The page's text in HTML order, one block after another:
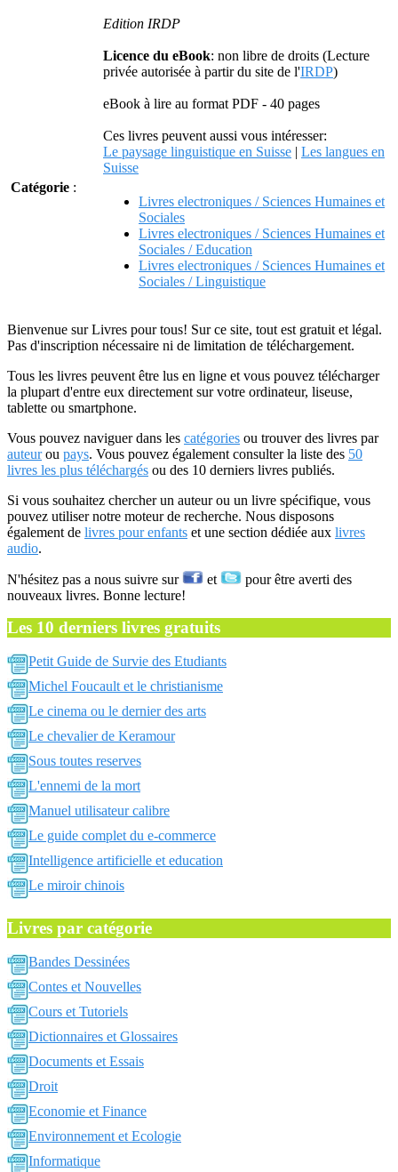
Edition IRDP
Licence du eBook: non libre de droits (Lecture
privée autorisée à partir du site de l'IRDP)
eBook à lire au format PDF - 40 pages
Ces livres peuvent aussi vous intéresser:
Le paysage linguistique en Suisse | Les langues en
Suisse
Catégorie :
Livres electroniques / Sciences Humaines et
Sociales
Livres electroniques / Sciences Humaines et
Sociales / Education
Livres electroniques / Sciences Humaines et
Sociales / Linguistique
Bienvenue sur Livres pour tous! Sur ce site, tout est gratuit et légal.
Pas d'inscription nécessaire ni de limitation de téléchargement.
Tous les livres peuvent être lus en ligne et vous pouvez télécharger
la plupart d'entre eux directement sur votre ordinateur, liseuse,
tablette ou smartphone.
Vous pouvez naviguer dans les catégories ou trouver des livres par
auteurou pays. Vous pouvez également consulter la liste des 50
livres les plus téléchargés ou des 10 derniers livres publiés.
Si vous souhaitez chercher un auteur ou un livre spécifique, vous
pouvez utiliser notre moteur de recherche. Nous disposons
également de livres pour enfants et une section dédiée aux livres
audio.
N'hésitez pas a nous suivre sur et
pour être averti des
nouveaux livres. Bonne lecture!
Les 10 derniers livres gratuits
Petit Guide de Survie des Etudiants
Michel Foucault et le christianisme
Le cinema ou le dernier des arts
Le chevalier de Keramour
Sous toutes reserves
L'ennemi de la mort
Manuel utilisateur calibre
Le guide complet du e-commerce
Intelligence artificielle et education
Le miroir chinois
Livres par catégorie
Bandes Dessinées
Contes et Nouvelles
Cours et Tutoriels
Dictionnaires et Glossaires
Documents et Essais
Droit
Economie et Finance
Environnement et Ecologie
Informatique